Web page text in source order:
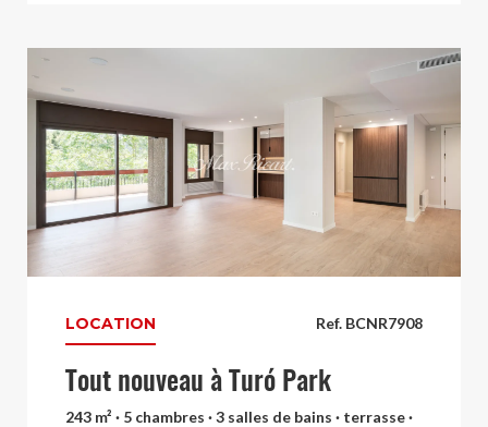
Ref. BCNR7908
LOCATION
Tout nouveau à Turó Park
243 m² · 5 chambres · 3 salles de bains · terrasse ·